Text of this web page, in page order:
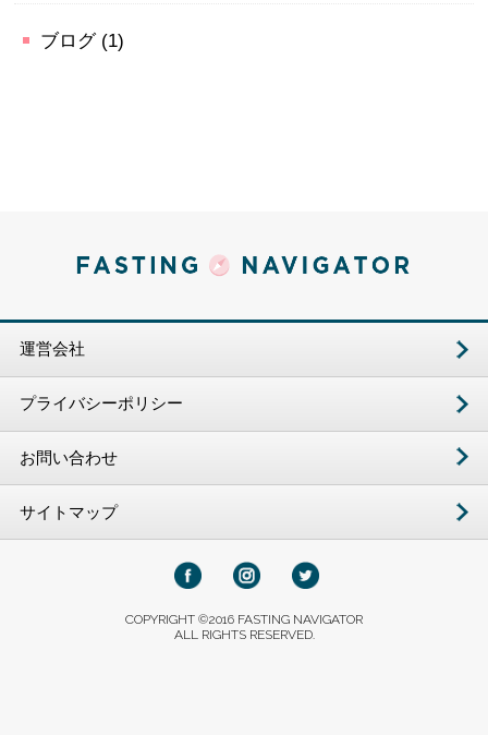
ブログ(1)
運営会社
プライバシーポリシー
お問い合わせ
サイトマップ
COPYRIGHT ©2016 FASTING NAVIGATOR
ALL RIGHTS RESERVED.